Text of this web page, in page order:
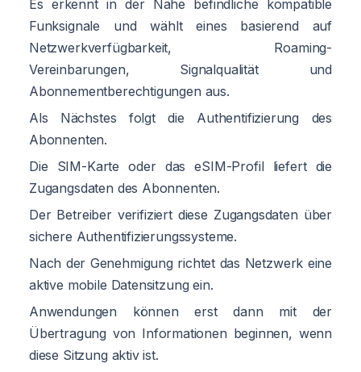
Es erkennt in der Nähe befindliche kompatible
Funksignale und wählt eines basierend auf
Netzwerkverfügbarkeit, Roaming-
Vereinbarungen, Signalqualität und
Abonnementberechtigungen aus.
Als Nächstes folgt die Authentifizierung des
Abonnenten.
Die SIM-Karte oder das eSIM-Profil liefert die
Zugangsdaten des Abonnenten.
Der Betreiber verifiziert diese Zugangsdaten über
sichere Authentifizierungssysteme.
Nach der Genehmigung richtet das Netzwerk eine
aktive mobile Datensitzung ein.
Anwendungen können erst dann mit der
Übertragung von Informationen beginnen, wenn
diese Sitzung aktiv ist.